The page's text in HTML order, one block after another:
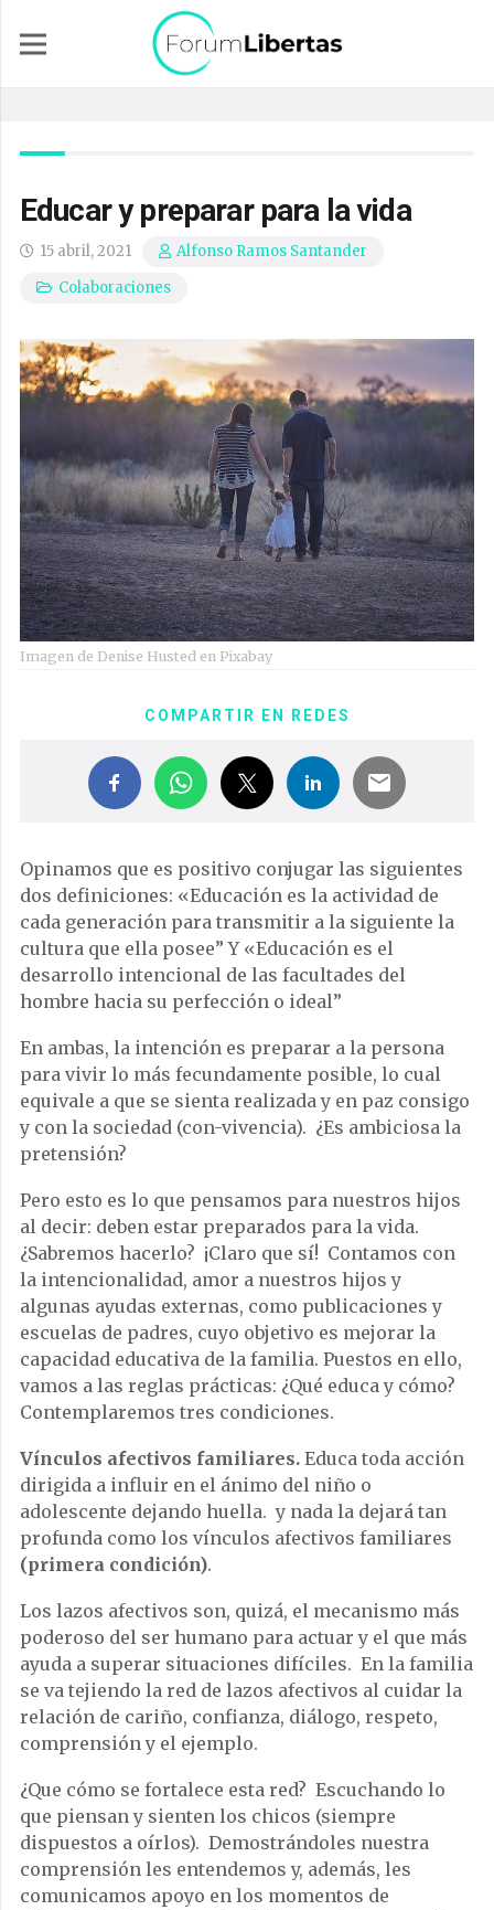
Educar y preparar para la vida
15 abril, 2021
Alfonso Ramos Santander
Colaboraciones
Imagen de Denise Husted en Pixabay
COMPARTIR EN REDES
Opinamos que es positivo conjugar las siguientes
dos definiciones: «Educación es la actividad de
cada generación para transmitir a la siguiente la
cultura que ella posee” Y «Educación es el
desarrollo intencional de las facultades del
hombre hacia su perfección o ideal”
En ambas, la intención es preparar a la persona
para vivir lo más fecundamente posible, lo cual
equivale a que se sienta realizada y en paz consigo
y con la sociedad (con-vivencia). ¿Es ambiciosa la
pretensión?
Pero esto es lo que pensamos para nuestros hijos
al decir: deben estar preparados para la vida.
¿Sabremos hacerlo? ¡Claro que sí! Contamos con
la intencionalidad, amor a nuestros hijos y
algunas ayudas externas, como publicaciones y
escuelas de padres, cuyo objetivo es mejorar la
capacidad educativa de la familia. Puestos en ello,
vamos a las reglas prácticas: ¿Qué educa y cómo?
Contemplaremos tres condiciones.
Vínculos afectivos familiares. Educa toda acción
dirigida a influir en el ánimo del niño o
adolescente dejando huella. y nada la dejará tan
profunda como los vínculos afectivos familiares
(primera condición).
Los lazos afectivos son, quizá, el mecanismo más
poderoso del ser humano para actuar y el que más
ayuda a superar situaciones difíciles. En la familia
se va tejiendo la red de lazos afectivos al cuidar la
relación de cariño, confianza, diálogo, respeto,
comprensión y el ejemplo.
¿Que cómo se fortalece esta red? Escuchando lo
que piensan y sienten los chicos (siempre
dispuestos a oírlos). Demostrándoles nuestra
comprensión les entendemos y, además, les
comunicamos apoyo en los momentos de